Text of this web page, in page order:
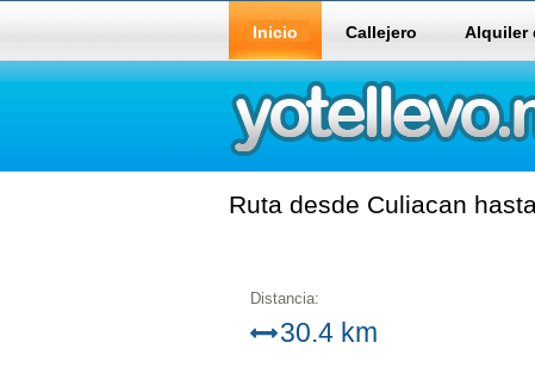
Inicio Callejero Alquiler
Ruta desde Culiacan
Distancia:
30.4 km